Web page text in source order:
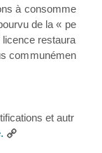
à consomme
de la « pe
restaura
communémen
et autr